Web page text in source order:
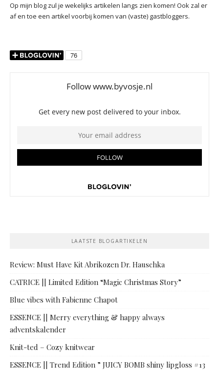
Op mijn blog zul je wekelijks artikelen langs zien komen! Ook zal er
af en toe een artikel voorbij komen van (vaste) gastbloggers.
LAATSTE BLOGARTIKELEN
Review: Must Have Kit Abrikozen Dr. Hauschka
CATRICE || Limited Edition “Magic Christmas Story”
Blue vibes with Fabienne Chapot
ESSENCE || Merry everything & happy always
adventskalender
Knit-ted – Cozy knitwear
ESSENCE || Trend Edition ” JUICY BOMB shiny lipgloss #13